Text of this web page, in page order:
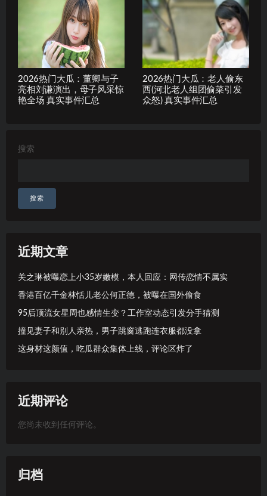
2026热门大瓜：董卿与子
亮相刘谦演出，母子风采惊
艳全场 真实事件汇总
2026热门大瓜：老人偷东
西(河北老人组团偷菜引发
众怒) 真实事件汇总
搜索
搜索
近期文章
关之琳被曝恋上小35岁嫩模，本人回应：网传恋情不属实
香港百亿千金林恬儿老公何正德，被曝在国外偷食
95后顶流女星周也感情生变？工作室动态引发分手猜测
撞见妻子和别人亲热，男子跳窗逃跑连衣服都没拿
这身材这颜值，吃瓜群众集体上线，评论区炸了
近期评论
您尚未收到任何评论。
归档